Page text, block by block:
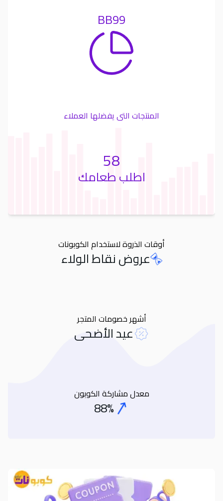
BB99
المنتجات التى يفضلها العملاء
58
اطلب طعامك
أوقات الذروة لاستخدام الكوبونات
Orders
عروض نقاط الولاء
أشهر خصومات المتجر
عيد الأضحى
معدل مشاركة الكوبون
Coupon Share Rate
88%